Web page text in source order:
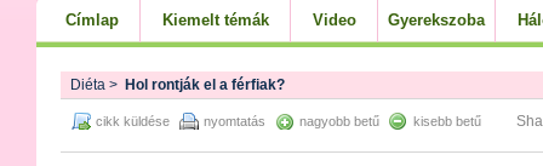
Címlap Kiemelt témák Video Gyerekszoba
Diéta > Hol rontják el a férfiak?
cikk küldése nyomtatás nagyobb betű kisebb betű